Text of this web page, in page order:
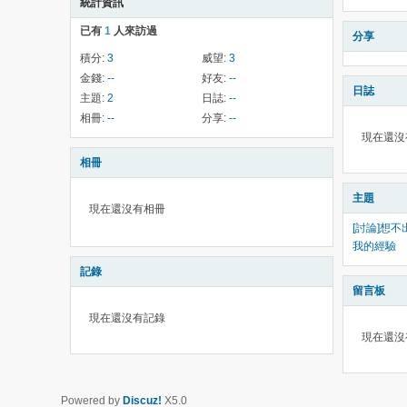
統計資訊
已有 1 人來訪過
積分: 3 威望: 3
金錢: -- 好友: --
主題: 2 日誌: --
相冊: -- 分享: --
相冊
現在還沒有相冊
記錄
現在還沒有記錄
分享
日誌
現在還
主題
[討論]想不
我的經驗
留言板
現在還
Powered by Discuz! X5.0